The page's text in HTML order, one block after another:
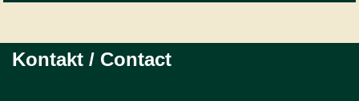
Kontakt / Contact